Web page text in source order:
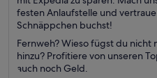
festen Anlaufstelle und
Schnäppchen buchst!
Fernweh? Wieso fügst du nicht
hinzu? Profitiere von unseren
auch noch Geld.